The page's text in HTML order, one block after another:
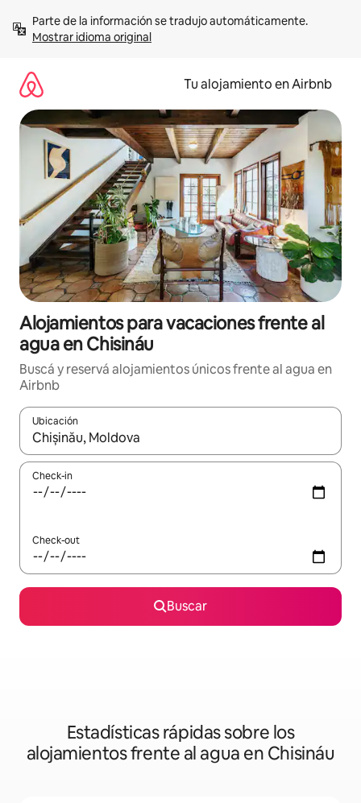
contenidoMostrar idioma original
Tu alojamiento en Airbnb
Alojamientos para vacaciones frente al
agua en Chisináu
Buscá y reservá alojamientos únicos frente al agua en
Airbnb
Ubicación
Cuando los resultados estén disponibles, navegá con las
Check-in
Check-out
Buscar
Estadísticas rápidas sobre los
alojamientos frente al agua en Chisináu